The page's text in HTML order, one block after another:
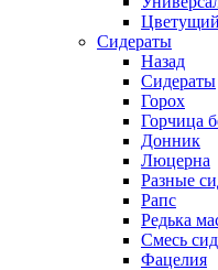
Цветущий
Сидераты
Назад
Сидераты
Горох
Горчица
Донник
Люцерна
Разные
Рапс
Редька
Смесь
Фацелия